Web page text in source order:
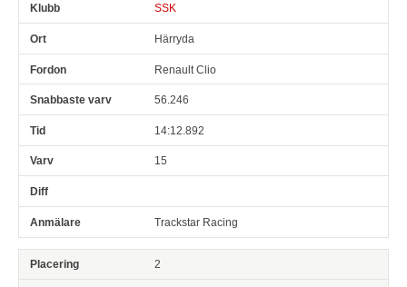
SSK
Härryda
Renault Clio
56.246
14:12.892
15
Trackstar Racing
2